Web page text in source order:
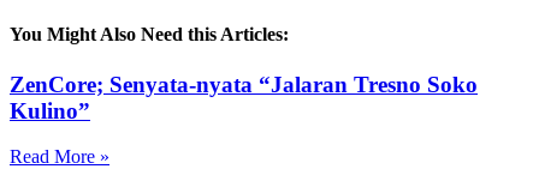
You Might Also Need this Articles:
ZenCore; Senyata-nyata “Jalaran Tresno Soko
Kulino”
Read More »